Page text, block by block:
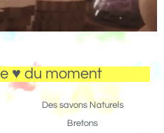
♥ du moment
Des savons Naturels
Bretons